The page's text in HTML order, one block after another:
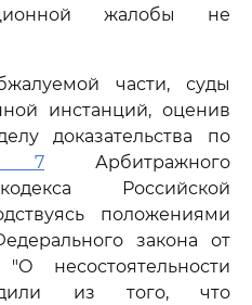
жалобы не
части, суды
инстанций, оценив
доказательства по
7 Арбитражного
Российской
положениями
закона от
несостоятельности
из того, что